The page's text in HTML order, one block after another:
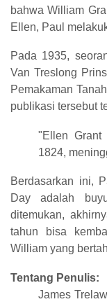
bahwa William
Ellen, Paul
Pada 1935,
Van Treslong
Pemakaman
publikasi tersebut
"Ellen Grant
1824,
Berdasarkan ini,
Day adalah
ditemukan,
tahun bisa
William yang
Tentang Penulis:
James